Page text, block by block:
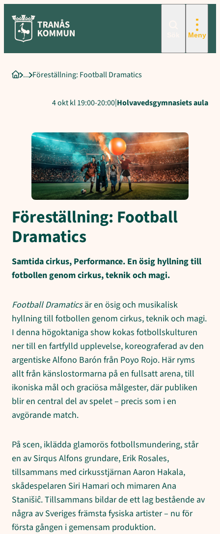
innehåll
Meny
StartsidaFöreställning: Football Dramatics
4 okt kl 19:00-20:00|Holvavedsgymnasiets aula
Föreställning: Football
Dramatics
Samtida cirkus, Performance. En ösig hyllning till
fotbollen genom cirkus, teknik och magi.
Football Dramaticsär en ösig och musikalisk
hyllning till fotbollen genom cirkus, teknik och magi.
I denna högoktaniga show kokas fotbollskulturen
ner till en fartfylld upplevelse, koreograferad av den
argentiske Alfono Barón från Poyo Rojo. Här ryms
allt från känslostormarna på en fullsatt arena, till
ikoniska mål och graciösa målgester, där publiken
blir en central del av spelet – precis som i en
avgörande match.
På scen, iklädda glamorös fotbollsmundering, står
en av Sirqus Alfons grundare, Erik Rosales,
tillsammans med cirkusstjärnan Aaron Hakala,
skådespelaren Siri Hamari och mimaren Ana
Stanišiĉ. Tillsammans bildar de ett lag bestående av
några av Sveriges främsta fysiska artister – nu för
första gången i gemensam produktion.